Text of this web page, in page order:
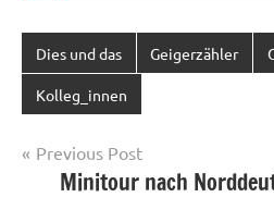
Dies und das Geigerzähler
Kolleg_innen
Post
navigation
Previous Post
Minitour nach